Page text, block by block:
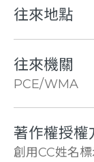
往來地點
往來機關
PCE/WMA
著作權授權
創用CC姓名